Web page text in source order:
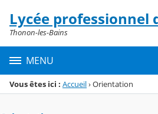
Menu de la rubrique
Contenu
Lycée professionnel
Thonon-les-Bains
MENU
Vous êtes ici : Accueil›Orientation